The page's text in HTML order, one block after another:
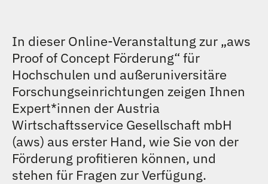
PRESSE
PODCASTS
TEAM
KONTAKT
In dieser Online-Veranstaltung zur „aws
Proof of Concept Förderung“ für
Hochschulen und außeruniversitäre
Forschungseinrichtungen zeigen Ihnen
Expert*innen Innen
der Austria
Wirtschaftsservice Gesellschaft mbH
(aws) aus erster Hand, wie Sie von der
Förderung profitieren können, und
stehen für Fragen zur Verfügung.